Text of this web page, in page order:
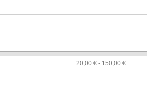
20,00 € - 150,00 €